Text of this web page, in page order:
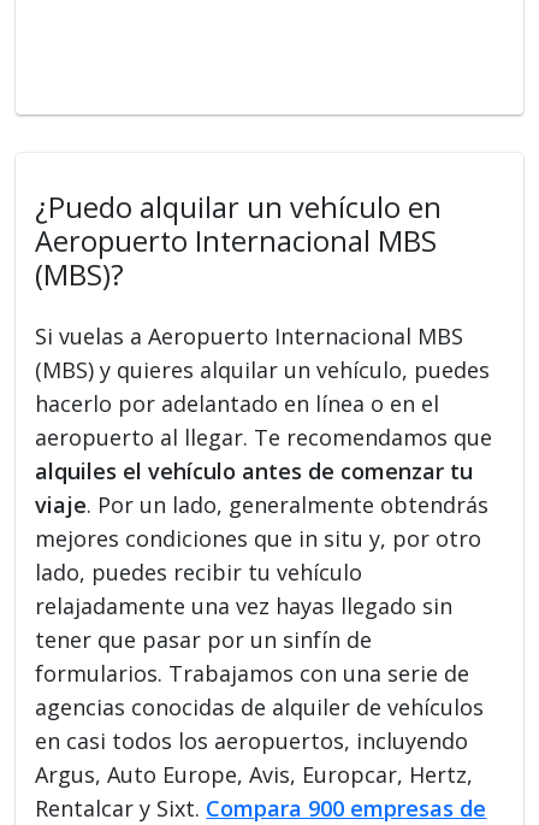
¿Puedo alquilar un vehículo en
Aeropuerto Internacional MBS
(MBS)?
Si vuelas a Aeropuerto Internacional MBS
(MBS) y quieres alquilar un vehículo, puedes
hacerlo por adelantado en línea o en el
aeropuerto al llegar. Te recomendamos que
alquiles el vehículo antes de comenzar tu
viaje. Por un lado, generalmente obtendrás
mejores condiciones que in situ y, por otro
lado, puedes recibir tu vehículo
relajadamente una vez hayas llegado sin
tener que pasar por un sinfín de
formularios. Trabajamos con una serie de
agencias conocidas de alquiler de vehículos
en casi todos los aeropuertos, incluyendo
Argus, Auto Europe, Avis, Europcar, Hertz,
Rentalcar y Sixt. Compara 900 empresas de